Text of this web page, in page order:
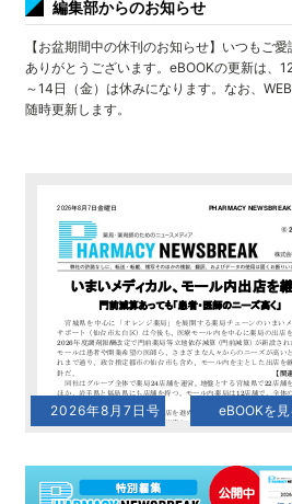
編集部からのお知らせ
【お盆期間中の休刊のお知らせ】いつもご愛
ありがとうございます。eBOOKの更新は、12
～14日（金）は休みになります。なお、
随時更新します。
2026年8月7日号 eBOOKを見